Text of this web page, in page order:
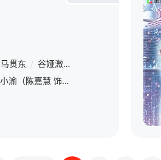
马贯东 / 谷娅溦 / 许俊
由多个维度组成的世界里，潘小渝（陈嘉慧 饰）于第一维度「人间」死后，进入第二维度，后来加入人生管理局成为新手「命运管理员」。小渝要管理的对象是人间送餐员陈北河（胡鸿钧 饰），北河每天日晒雨淋，赚取微薄